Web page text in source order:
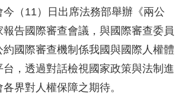
今（11）日出席法務部舉辦《兩公
告國際審查會議，與國際審查委員
國際審查機制係我國與國際人權體
，透過對話檢視國家政策與法制進
界對人權保障之期待。